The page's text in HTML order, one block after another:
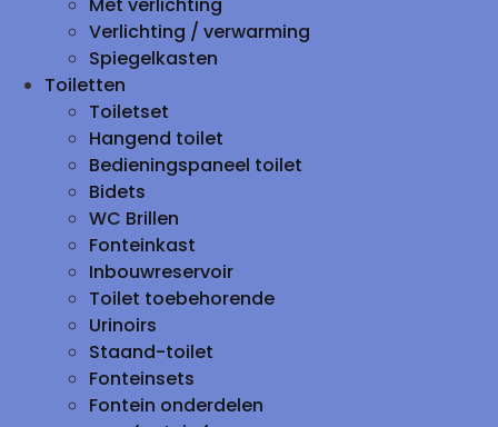
Verlichting / verwarming
Spiegelkasten
Toiletten
Toiletset
Hangend toilet
Bedieningspaneel toilet
Bidets
WC Brillen
Fonteinkast
Inbouwreservoir
Toilet toebehorende
Urinoirs
Staand-toilet
Fonteinsets
Fontein onderdelen